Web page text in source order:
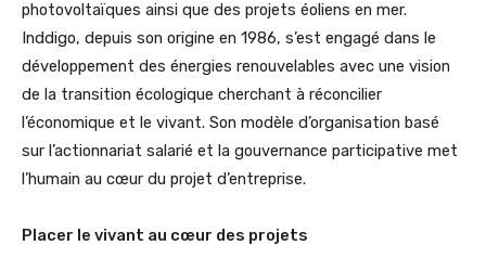
photovoltaïques ainsi que des projets éoliens en mer.
Inddigo, depuis son origine en 1986, s’est engagé dans le
développement des énergies renouvelables avec une vision
de la transition écologique cherchant à réconcilier
l’économique et le vivant. Son modèle d’organisation basé
sur l’actionnariat salarié et la gouvernance participative met
l’humain au cœur du projet d’entreprise.
Placer le vivant au cœur des projets